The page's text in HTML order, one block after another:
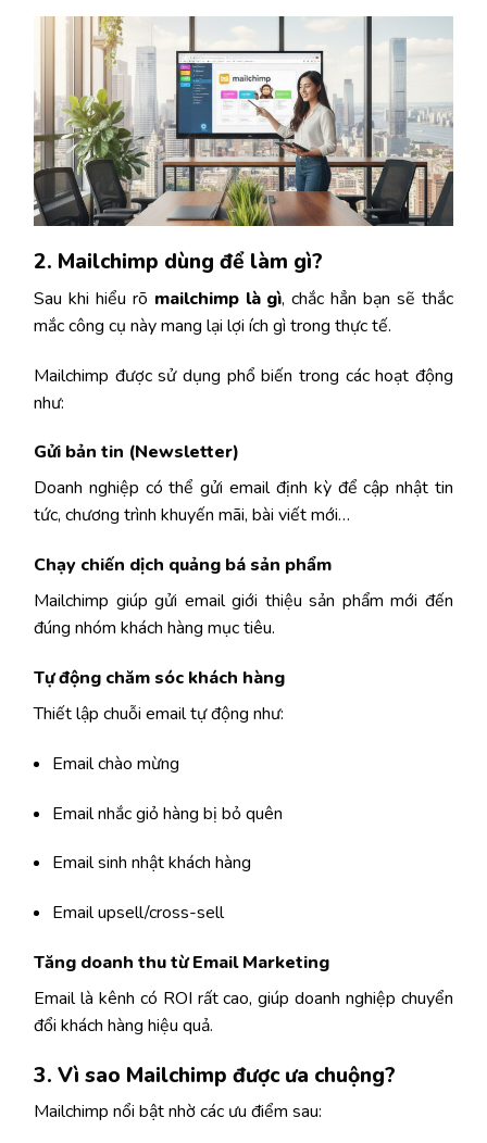
2. Mailchimp dùng để làm gì?
Sau khi hiểu rõ mailchimp là gì, chắc hẳn bạn sẽ thắc
mắc công cụ này mang lại lợi ích gì trong thực tế.
Mailchimp được sử dụng phổ biến trong các hoạt động
như:
Gửi bản tin (Newsletter)
Doanh nghiệp có thể gửi email định kỳ để cập nhật tin
tức, chương trình khuyến mãi, bài viết mới…
Chạy chiến dịch quảng bá sản phẩm
Mailchimp giúp gửi email giới thiệu sản phẩm mới đến
đúng nhóm khách hàng mục tiêu.
Tự động chăm sóc khách hàng
Thiết lập chuỗi email tự động như:
Email chào mừng
Email nhắc giỏ hàng bị bỏ quên
Email sinh nhật khách hàng
Email upsell/cross-sell
Tăng doanh thu từ Email Marketing
Email là kênh có ROI rất cao, giúp doanh nghiệp chuyển
đổi khách hàng hiệu quả.
3. Vì sao Mailchimp được ưa chuộng?
Mailchimp nổi bật nhờ các ưu điểm sau: